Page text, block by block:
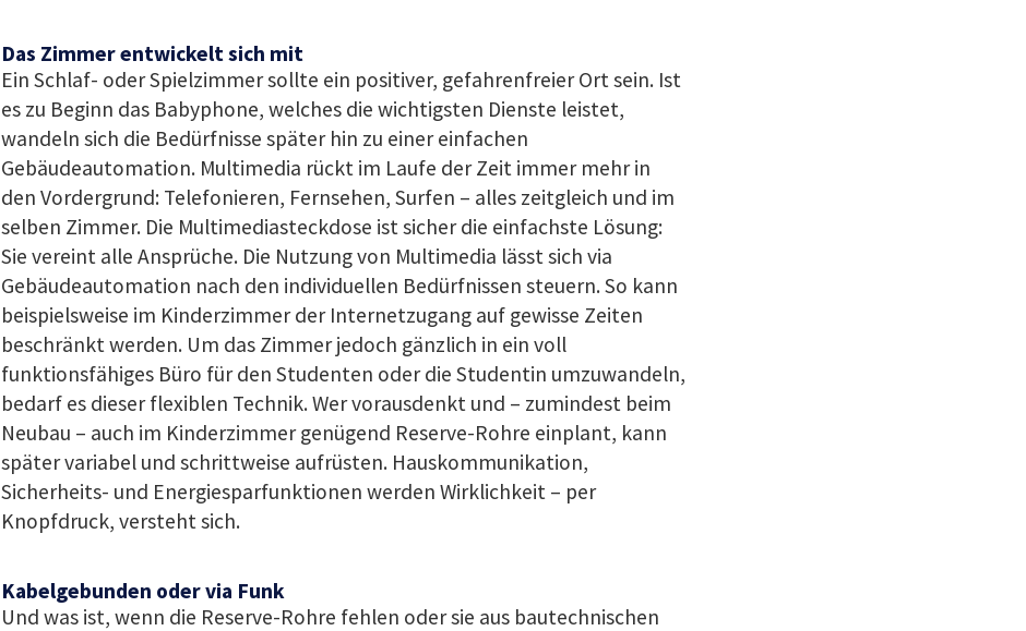
Das Zimmer entwickelt sich mit
Ein Schlaf- oder Spielzimmer sollte ein positiver, gefahrenfreier Ort sein. Ist
es zu Beginn das Babyphone, welches die wichtigsten Dienste leistet,
wandeln sich die Bedürfnisse später hin zu einer einfachen
Gebäudeautomation. Multimedia rückt im Laufe der Zeit immer mehr in
den Vordergrund: Telefonieren, Fernsehen, Surfen – alles zeitgleich und im
selben Zimmer. Die Multimediasteckdose ist sicher die einfachste Lösung:
Sie vereint alle Ansprüche. Die Nutzung von Multimedia lässt sich via
Gebäudeautomation nach den individuellen Bedürfnissen steuern. So kann
beispielsweise im Kinderzimmer der Internetzugang auf gewisse Zeiten
beschränkt werden. Um das Zimmer jedoch gänzlich in ein voll
funktionsfähiges Büro für den Studenten oder die Studentin umzuwandeln,
bedarf es dieser flexiblen Technik. Wer vorausdenkt und – zumindest beim
Neubau – auch im Kinderzimmer genügend Reserve-Rohre einplant, kann
später variabel und schrittweise aufrüsten. Hauskommunikation,
Sicherheits- und Energiesparfunktionen werden Wirklichkeit – per
Knopfdruck, versteht sich.
Kabelgebunden oder via Funk
Und was ist, wenn die Reserve-Rohre fehlen oder sie aus bautechnischen